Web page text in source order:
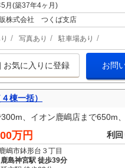
月(築37年4ヶ月)
株式会社 つくば支店
写真あり 駐車場あり
お気に入りに登録 お問
棟一括）
、イオン鹿嶋店まで650m
万円 利回
嶋市鉢形台３丁目
島神宮駅 徒歩39分